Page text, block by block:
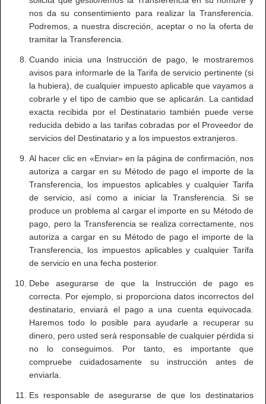
nos da su consentimiento para realizar la Transferencia.
Podremos, a nuestra discreción, aceptar o no la oferta de
tramitar la Transferencia.
Cuando inicia una Instrucción de pago, le mostraremos
avisos para informarle de la Tarifa de servicio pertinente (si
la hubiera), de cualquier impuesto aplicable que vayamos a
cobrarle y el tipo de cambio que se aplicarán. La cantidad
exacta recibida por el Destinatario también puede verse
reducida debido a las tarifas cobradas por el Proveedor de
servicios del Destinatario y a los impuestos extranjeros.
Al hacer clic en «Enviar» en la página de confirmación, nos
autoriza a cargar en su Método de pago el importe de la
Transferencia, los impuestos aplicables y cualquier Tarifa
de servicio, así como a iniciar la Transferencia. Si se
produce un problema al cargar el importe en su Método de
pago, pero la Transferencia se realiza correctamente, nos
autoriza a cargar en su Método de pago el importe de la
Transferencia, los impuestos aplicables y cualquier Tarifa
de servicio en una fecha posterior.
Debe asegurarse de que la Instrucción de pago es
correcta. Por ejemplo, si proporciona datos incorrectos del
destinatario, enviará el pago a una cuenta equivocada.
Haremos todo lo posible para ayudarle a recuperar su
dinero, pero usted será responsable de cualquier pérdida si
no lo conseguimos. Por tanto, es importante que
compruebe cuidadosamente su instrucción antes de
enviarla.
Es responsable de asegurarse de que los destinatarios